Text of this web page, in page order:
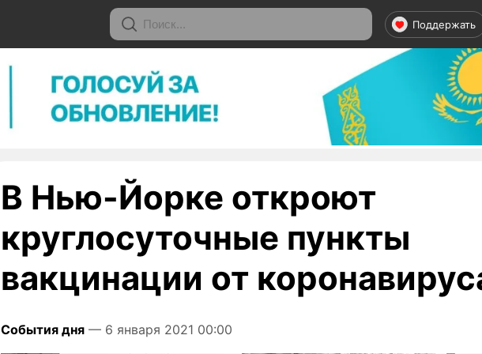
Поддержать
В Нью-Йорке откроют
круглосуточные пункты
вакцинации от
События дня — 6 января 2021 00:00